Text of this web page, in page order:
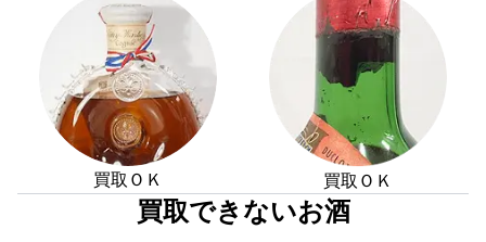
買取ＯＫ 買取ＯＫ
買取できないお酒